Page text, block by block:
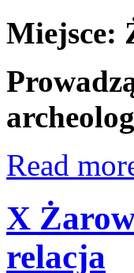
Miejsce:
Read
X
relacja